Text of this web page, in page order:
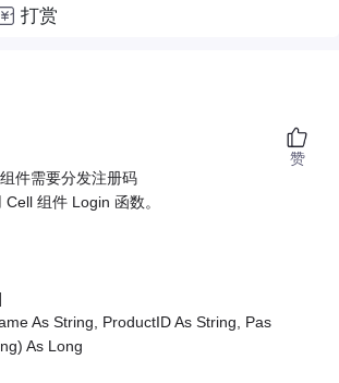
打赏
件需要分发注册码
组件 Login 函数。
As String, ProductID As String, Pas
As Long
赞